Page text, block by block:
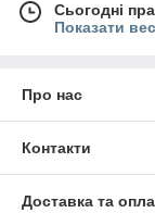
Сьогодні
Показати
Про нас
Контакти
Доставка та